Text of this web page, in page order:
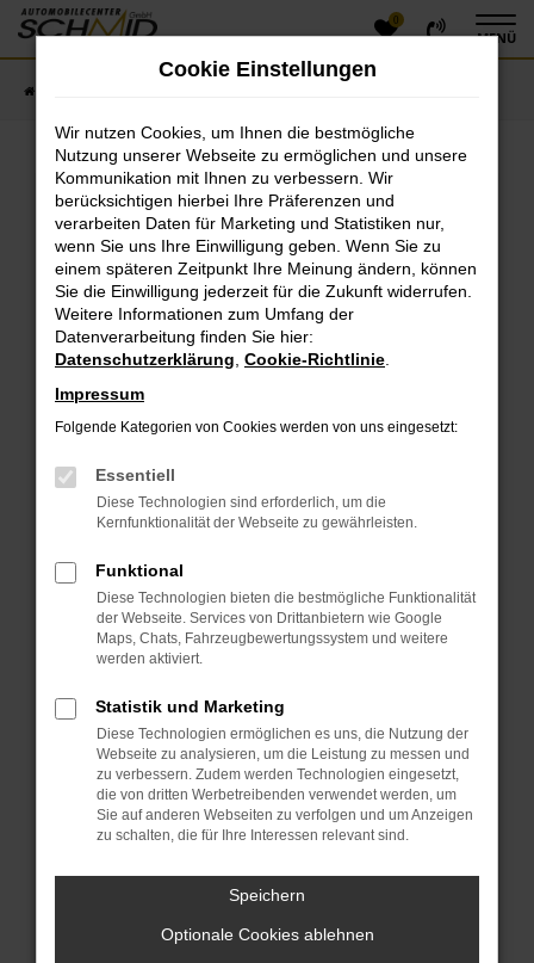
Zum
Hauptinhalt
0
MENÜ
Fehler: Network Error
Beim Laden ist ein Fehler aufgetreten.
Hier sind ein paar Tipps, die dir helfen können:
Überprüfe deine Firewall und deine
Internetverbindung.
Laden andere Webseiten, zum Beispiel deine
Suchmaschine?
Prüfe deine Browsererweiterungen.
das Laden bestimmter Seiten verhindern.
Funktioniert die Seite in einem anderen Browser
oder in einem privaten Fenster?
Das kann manchmal helfen, vorübergehende
Probleme zu beheben.
Stelle sicher, dass dein Browser und dein
Betriebssystem auf dem neuesten Stand sind.
Sicherheitsrisiko, sondern kann auch dazu führen,
dass bestimmte Funktionen nicht mehr
unterstützt werden.
Wende dich an den Webseitenbetreiber.
Wenn du alle oben genannten Schritte versucht
hast, kontaktiere uns bitte. Wir werden versuchen,
das Problem zu beheben. Du kannst uns diesen
Text schicken, um uns bei der Fehlersuche zu
unterstützen:
Cookie Einstellungen
Wir nutzen Cookies, um Ihnen die bestmögliche
Nutzung unserer Webseite zu ermöglichen und unsere
Kommunikation mit Ihnen zu verbessern. Wir
berücksichtigen hierbei Ihre Präferenzen und
verarbeiten Daten für Marketing und Statistiken nur,
wenn Sie uns Ihre Einwilligung geben. Wenn Sie zu
einem späteren Zeitpunkt Ihre Meinung ändern, können
Sie die Einwilligung jederzeit für die Zukunft widerrufen.
Weitere Informationen zum Umfang der
Datenverarbeitung finden Sie hier:
Datenschutzerklärung Cookie-Richtlinie
Impressum
Folgende Kategorien von Cookies werden von uns eingesetzt:
Essentiell
Diese Technologien sind erforderlich, um die
Kernfunktionalität der Webseite zu gewährleisten.
Funktional
Diese Technologien bieten die bestmögliche Funktionalität
der Webseite. Services von Drittanbietern wie Google
Maps, Chats, Fahrzeugbewertungssystem und weitere
werden aktiviert.
Statistik und Marketing
Diese Technologien ermöglichen es uns, die Nutzung der
Webseite zu analysieren, um die Leistung zu messen und
zu verbessern. Zudem werden Technologien eingesetzt,
die von dritten Werbetreibenden verwendet werden, um
Sie auf anderen Webseiten zu verfolgen und um Anzeigen
zu schalten, die für Ihre Interessen relevant sind.
Speichern
Optionale Cookies ablehnen